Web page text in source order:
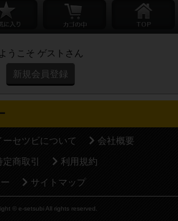
ようこそ ゲストさん
新規会員登録
ーセツビについて
会社概要
定商取引
利用規約
サイトマップ
© e-setsubi All rights reserved.